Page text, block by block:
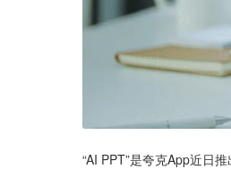
“AI PPT”是夸克App近日